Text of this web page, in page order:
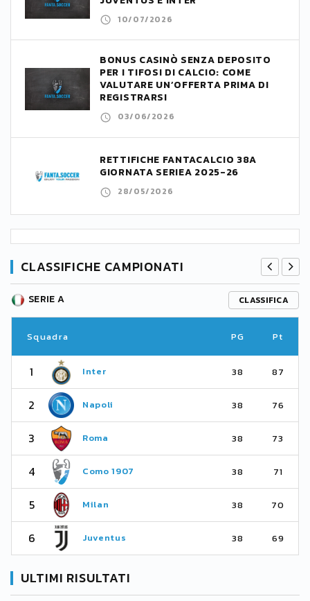
10/07/2026
BONUS CASINÒ SENZA DEPOSITO
PER I TIFOSI DI CALCIO: COME
VALUTARE UN’OFFERTA PRIMA DI
REGISTRARSI
03/06/2026
RETTIFICHE FANTACALCIO 38A
GIORNATA SERIEA 2025-26
28/05/2026
CLASSIFICHE CAMPIONATI
SERIE A CLASSIFICA
Squadra PG Pt
1 Inter 38 87
2 Napoli 38 76
3 Roma 38 73
4 Como 1907 38 71
5 Milan 38 70
6 Juventus 38 69
ULTIMI RISULTATI